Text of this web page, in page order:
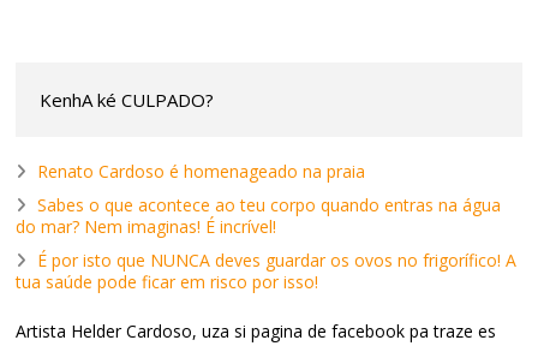
KenhA ké CULPADO?
Renato Cardoso é homenageado na praia
Sabes o que acontece ao teu corpo quando entras na água
do mar? Nem imaginas! É incrível!
É por isto que NUNCA deves guardar os ovos no frigorífico! A
tua saúde pode ficar em risco por isso!
Artista Helder Cardoso, uza si pagina de facebook pa traze es